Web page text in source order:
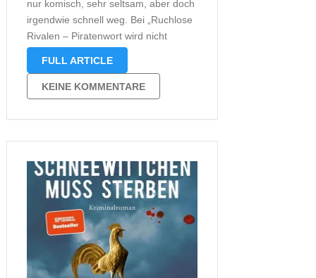
nur komisch, sehr seltsam, aber doch
irgendwie schnell weg. Bei „Ruchlose
Rivalen – Piratenwort wird nicht
gebrochen“ handelt es sich um ein
durchaus unterhaltsamen
Aufmachung, aber irgendwie erinnert
es auch an die typischen …
FULL ARTICLE
KEINE KOMMENTARE